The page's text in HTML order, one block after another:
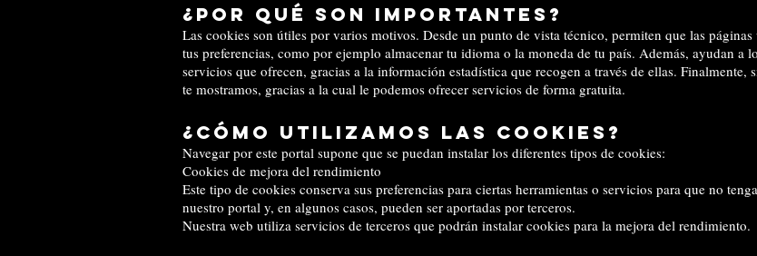
¿Por qué son importantes?
Las cookies son útiles por varios motivos. Desde un punto de vista técnico, permiten que las
tus preferencias, como por ejemplo almacenar tu idioma o la moneda de tu país. Además, ayudan a
servicios que ofrecen, gracias a la información estadística que recogen a través de ellas.
te mostramos, gracias a la cual le podemos ofrecer servicios de forma gratuita.
¿Cómo utilizamos las cookies?
Navegar por este portal supone que se puedan instalar los diferentes tipos de cookies:
Cookies de mejora del rendimiento
Este tipo de cookies conserva sus preferencias para ciertas herramientas o servicios para que no
nuestro portal y, en algunos casos, pueden ser aportadas por terceros.
Nuestra web utiliza servicios de terceros que podrán instalar cookies para la mejora del rendimiento.